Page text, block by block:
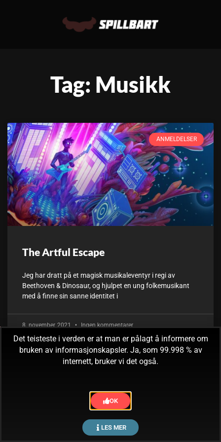
Tag: Musikk
ANMELDELSER
The Artful Escape
Jeg har dratt på et magisk musikaleventyr i regi av
Beethoven & Dinosaur, og hjulpet en ung folkemusikant
med å finne sin sanne identitet i
8. november, 2021 Ingen kommentarer
Det teisteste i verden er at man er pålagt å informere om
bruken av informasjonskapsler. Ja, som 99.998 % av
internett, bruker vi det også.
OK
LES MER